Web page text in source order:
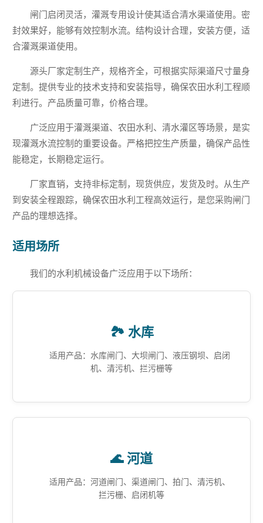
闸门启闭灵活，灌溉专用设计使其适合清水渠道使用。密
封效果好，能够有效控制水流。结构设计合理，安装方便，适
合灌溉渠道使用。
源头厂家定制生产，规格齐全，可根据实际渠道尺寸量身
定制。提供专业的技术支持和安装指导，确保农田水利工程顺
利进行。产品质量可靠，价格合理。
广泛应用于灌溉渠道、农田水利、清水灌区等场景，是实
现灌溉水流控制的重要设备。严格把控生产质量，确保产品性
能稳定，长期稳定运行。
厂家直销，支持非标定制，现货供应，发货及时。从生产
到安装全程跟踪，确保农田水利工程高效运行，是您采购闸门
产品的理想选择。
适用场所
我们的水利机械设备广泛应用于以下场所：
🏞️ 水库
适用产品：水库闸门、大坝闸门、液压钢坝、启闭
机、清污机、拦污栅等
🌊 河道
适用产品：河道闸门、渠道闸门、拍门、清污机、
拦污栅、启闭机等